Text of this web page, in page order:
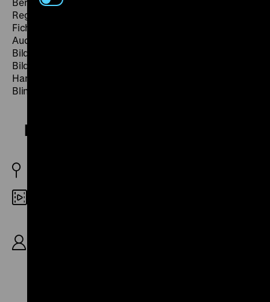
Regie ausgezeichnet. Die von Anke Nicolai, Alexander
Fichert und Roswitha Röding erstellte
Audiodeskription bereichert den mit luziden Tönen und
Bildern inszenierten Film um einprägsame
Bildbeschreibungen und die klare, tiefe Stimme von
Hans Mittermüller: ein faszinierendes Hörerlebnis, für
Blinde und Sehende. (jf)
Barbara